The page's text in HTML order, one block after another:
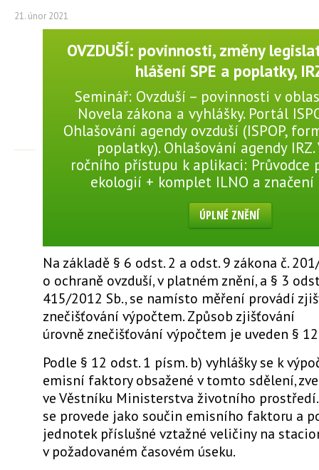
21. únor 2021
OVZDUŠÍ: povinnosti, změny
hlášení SPE a poplatky,
Seminář: Ovzduší – povinnosti v
Novela zákona a vyhlášky. Portál
Ohlašování agendy ovzduší (ISPOP,
poplatky). Ohlašování agendy
ročního přístupu k aplikaci: Průvodce
ekologií + komplet ILNO a značení
ÚPLNÉ ZNĚNÍ
Na základě § 6 odst. 2 a odst. 9 zákona č.
o ochraně ovzduší, v platném znění, a § 3
415/2012 Sb., se namísto měření provádí
znečišťování výpočtem. Způsob zjišťování
úrovně znečišťování výpočtem je uveden §
Podle § 12 odst. 1 písm. b) vyhlášky se k
emisní faktory obsažené v tomto sdělení,
ve Věstníku Ministerstva životního
se provede jako součin emisního faktoru a
jednotek příslušné vztažné veličiny na
v požadovaném časovém úseku.